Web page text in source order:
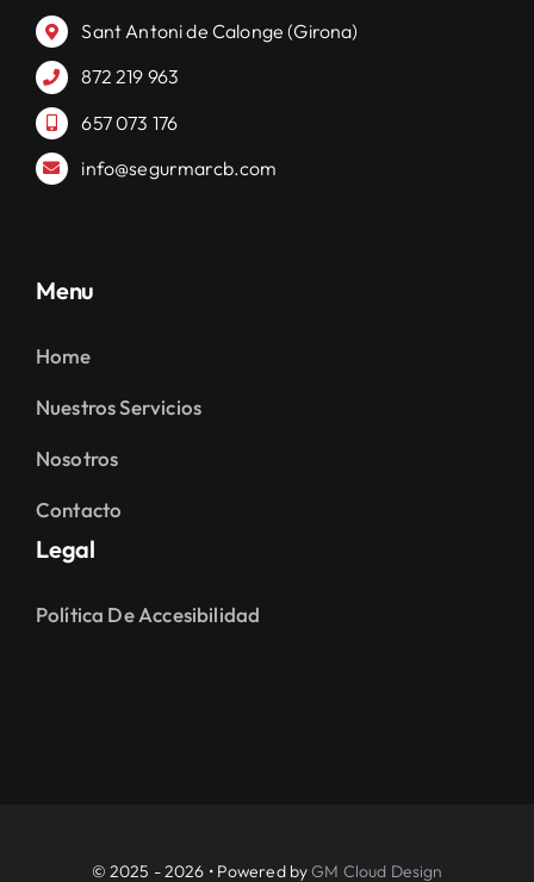
Sant Antoni de Calonge (Girona)
872 219 963
657 073 176
info@segurmarcb.com
Menu
Home
Nuestros Servicios
Nosotros
Contacto
Legal
Política De Accesibilidad
© 2025 - 2026 • Powered byGM Cloud Design